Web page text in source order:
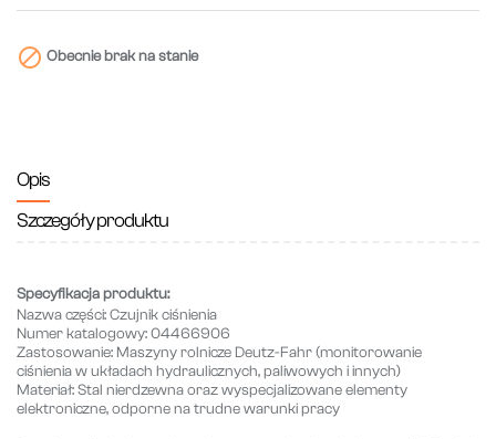
 Obecnie brak na stanie
Opis
Szczegóły produktu
Specyfikacja produktu:
Nazwa części:Czujnik ciśnienia
Numer katalogowy:04466906
Zastosowanie: Maszyny rolnicze Deutz-Fahr (monitorowanie
ciśnienia w układach hydraulicznych, paliwowych i innych)
Materiał:Stal nierdzewna oraz wyspecjalizowane elementy
elektroniczne, odporne na trudne warunki pracy